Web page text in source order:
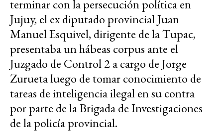
terminar con la persecución política en
Jujuy, el ex diputado provincial Juan
Manuel Esquivel, dirigente de la Tupac,
presentaba un hábeas corpus ante el
Juzgado de Control 2 a cargo de Jorge
Zurueta luego de tomar conocimiento de
tareas de inteligencia ilegal en su contra
por parte de la Brigada de Investigaciones
de la policía provincial.